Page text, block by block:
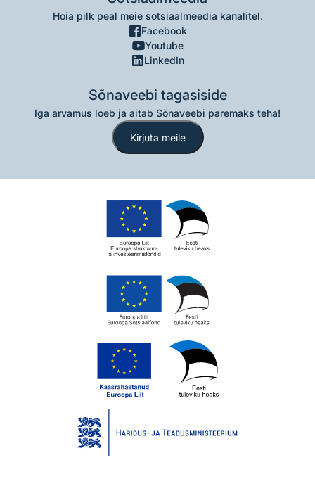
Hoia pilk peal meie sotsiaalmeedia kanalitel.
Facebook
Youtube
LinkedIn
Sõnaveebi tagasiside
Iga arvamus loeb ja aitab Sõnaveebi paremaks teha!
Kirjuta meile